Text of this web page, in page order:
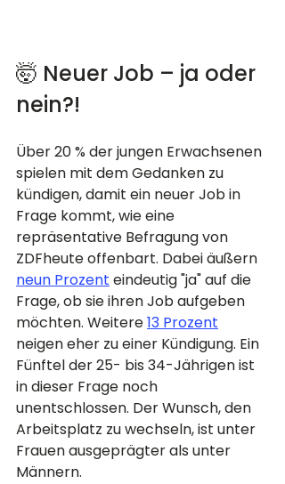
🤯 Neuer Job – ja oder
nein?!
Über 20 % der jungen Erwachsenen
spielen mit dem Gedanken zu
kündigen, damit ein neuer Job in
Frage kommt, wie eine
repräsentative Befragung von
ZDFheute offenbart. Dabei äußern
neun Prozent eindeutig "ja" auf die
Frage, ob sie ihren Job aufgeben
möchten. Weitere 13 Prozent
neigen eher zu einer Kündigung. Ein
Fünftel der 25- bis 34-Jährigen ist
in dieser Frage noch
unentschlossen. Der Wunsch, den
Arbeitsplatz zu wechseln, ist unter
Frauen ausgeprägter als unter
Männern.